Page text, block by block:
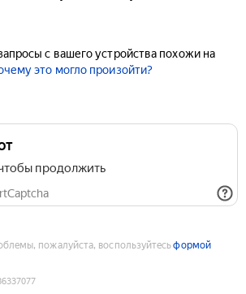
с вашего устройства похожи на
это могло произойти?
продолжить
пожалуйста, воспользуйтесьформой